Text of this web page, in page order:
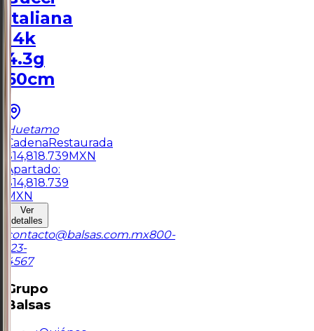
Italiana
14k
4.3g
60cm
Huetamo
CadenaRestaurada
$14,818.739MXN
Apartado:
$14,818.739
MXN
Ver
detalles
contacto@balsas.com.mx800-
123-
4567
Grupo
Balsas